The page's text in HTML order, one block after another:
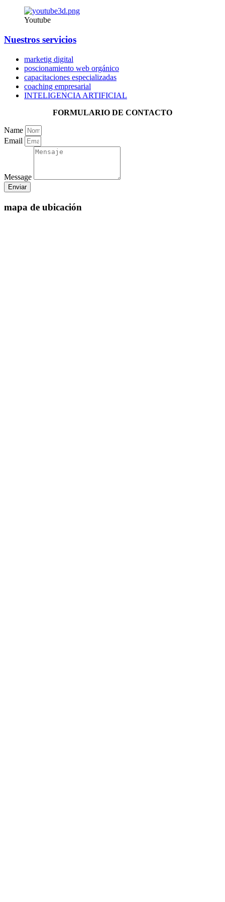
Youtube
Nuestros servicios
marketig digital
poscionamiento web orgánico
capacitaciones especializadas
coaching empresarial
INTELIGENCIA ARTIFICIAL
FORMULARIO DE CONTACTO
Name
Email
Message
Enviar
mapa de ubicación